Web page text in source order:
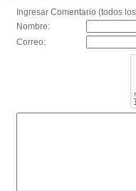
Ingresar Comentario (todos
Nombre:
Correo: